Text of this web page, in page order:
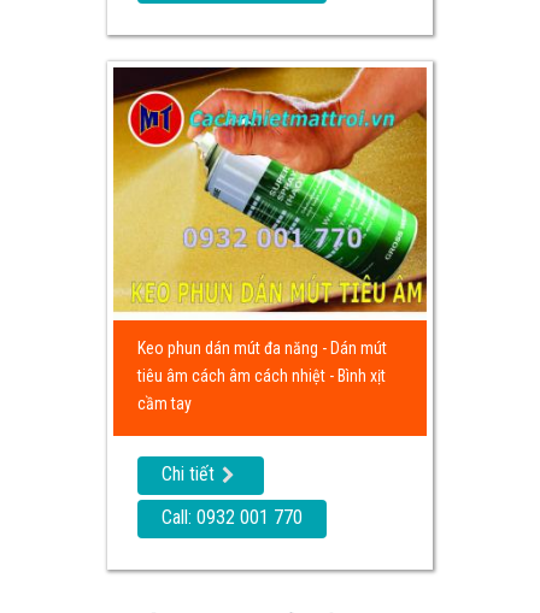
Keo phun dán mút đa năng - Dán mút
tiêu âm cách âm cách nhiệt - Bình xịt
cầm tay
Chi tiết
Call: 0932 001 770